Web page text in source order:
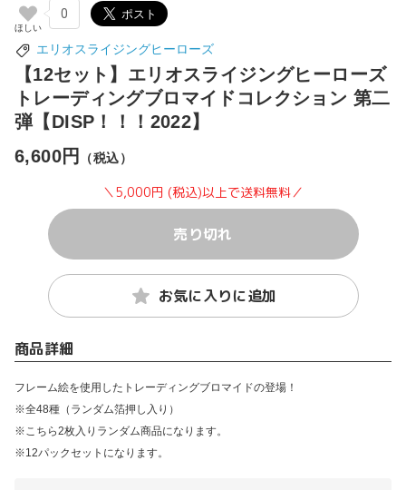
0
エリオスライジングヒーローズ
【12セット】エリオスライジングヒーローズ
トレーディングブロマイドコレクション 第二
弾【DISP！！！2022】
6,600円
（税込）
＼5,000円 (税込)以上で送料無料／
売り切れ
お気に入りに追加
商品詳細
フレーム絵を使用したトレーディングブロマイドの登場！
※全48種（ランダム箔押し入り）
※こちら2枚入りランダム商品になります。
※12パックセットになります。